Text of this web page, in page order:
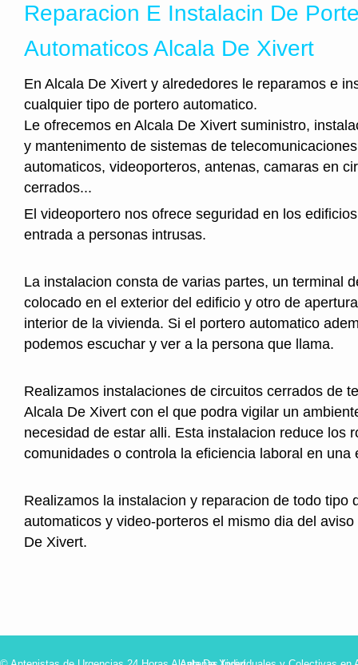
Reparacion E Instalacin De
Automaticos Alcala De Xivert
En Alcala De Xivert y alrededores le reparamos e
cualquier tipo de portero automatico.
Le ofrecemos en Alcala De Xivert suministro,
y mantenimento de sistemas de
automaticos, videoporteros, antenas, camaras en
cerrados...
El videoportero nos ofrece seguridad en los
entrada a personas intrusas.
La instalacion consta de varias partes, un terminal
colocado en el exterior del edificio y otro de
interior de la vivienda. Si el portero automatico
podemos escuchar y ver a la persona que llama.
Realizamos instalaciones de circuitos cerrados de
Alcala De Xivert con el que podra vigilar un
necesidad de estar alli. Esta instalacion reduce los
comunidades o controla la eficiencia laboral en una
Realizamos la instalacion y reparacion de todo tipo
automaticos y video-porteros el mismo dia del
De Xivert.